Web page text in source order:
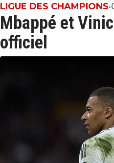
Mbappé et
officiel
LIGUE DES CHAMPIONS•